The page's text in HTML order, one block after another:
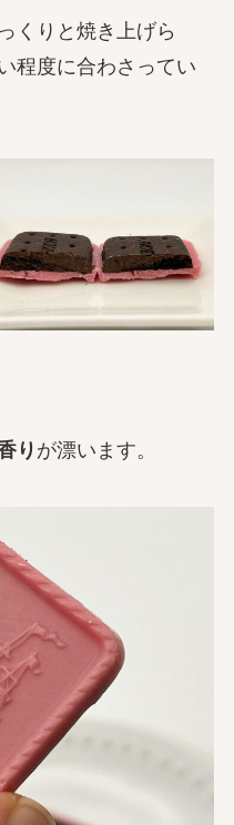
くりと焼き上げら
程度に合わさってい
りが漂います。